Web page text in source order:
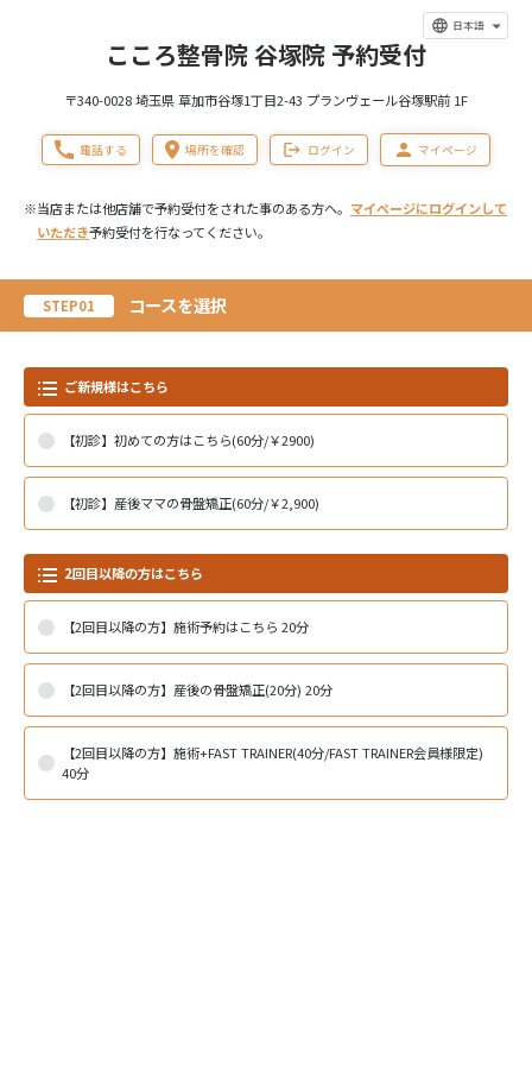
日本語
こころ整骨院 谷塚院 予約受付
〒340-0028 埼玉県 草加市谷塚1丁目2-43 プランヴェール谷塚駅前 1F
電話する 場所を確認 ログイン マイページ
※当店または他店舗で予約受付をされた事のある方へ。 マイページにログインして
いただき予約受付を行なってください。
STEP01 コースを選択
ご新規様はこちら
【初診】初めての方はこちら(60分/￥2900)
【初診】産後ママの骨盤矯正(60分/￥2,900)
2回目以降の方はこちら
【2回目以降の方】施術予約はこちら 20分
【2回目以降の方】産後の骨盤矯正(20分) 20分
【2回目以降の方】施術+FAST TRAINER(40分/FAST TRAINER会員様限定)
40分